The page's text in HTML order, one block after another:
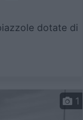
dotate di
1